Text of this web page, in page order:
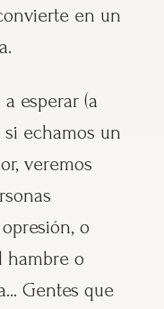
en un
esperar (a
echamos un
veremos
o
hambre o
Gentes que